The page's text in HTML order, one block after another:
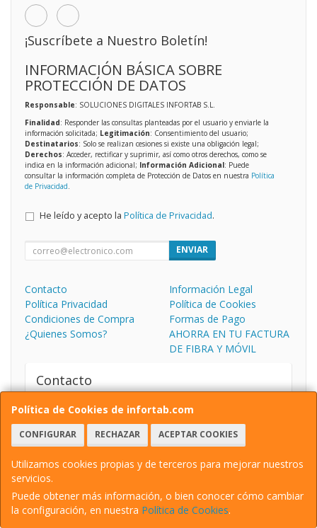
Política de Cookies de infortab.com
CONFIGURAR RECHAZAR ACEPTAR COOKIES
Utilizamos cookies propias y de terceros para mejorar nuestros
servicios.
Puede obtener más información, o bien conocer cómo cambiar
la configuración, en nuestra Política de Cookies.
¡Suscríbete a Nuestro Boletín!
INFORMACIÓN BÁSICA SOBRE
PROTECCIÓN DE DATOS
Responsable: SOLUCIONES DIGITALES INFORTAB S.L.
Finalidad: Responder las consultas planteadas por el usuario y enviarle la
información solicitada; Legitimación: Consentimiento del usuario;
Destinatarios: Solo se realizan cesiones si existe una obligación legal;
Derechos: Acceder, rectificar y suprimir, así como otros derechos, como se
indica en la información adicional; Información Adicional: Puede
consultar la información completa de Protección de Datos en nuestra Política
de Privacidad.
He leído y acepto la Política de Privacidad.
ENVIAR
Contacto
Información Legal
Política Privacidad
Política de Cookies
Condiciones de Compra
Formas de Pago
¿Quienes Somos?
AHORRA EN TU FACTURA
DE FIBRA Y MÓVIL
Contacto
13260 BOLAÑOS DE CALATRAVA,Ciudad Real
926871037
678009845
pedidosweb@infortab.com
Horario